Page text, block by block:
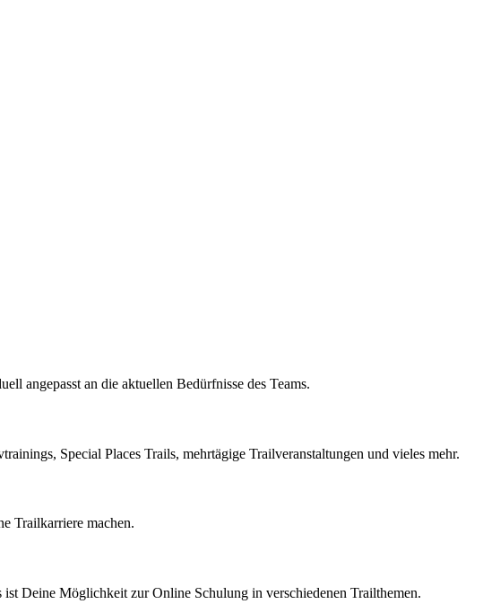
angepasst an die aktuellen Bedürfnisse des Teams.
Special Places Trails, mehrtägige Trailveranstaltungen und vieles mehr.
Trailkarriere machen.
Deine Möglichkeit zur Online Schulung in verschiedenen Trailthemen.